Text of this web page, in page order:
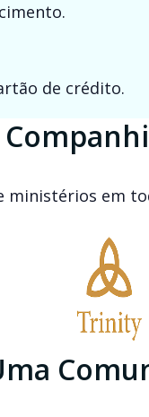
de crédito.
ministérios em